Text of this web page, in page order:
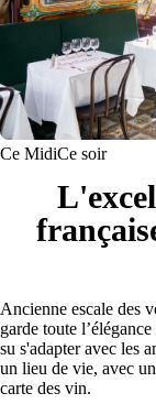
Ce MidiCe soir
Ancienne escale des
garde toute
su s'adapter avec les
un lieu de vie, avec
carte des vin.